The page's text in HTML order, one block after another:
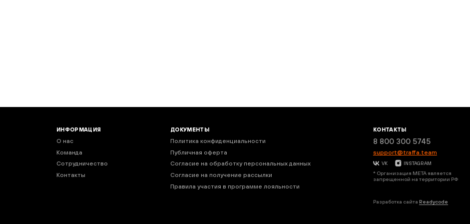
ИНФОРМАЦИЯ
О нас
Команда
Сотрудничество
Контакты
ДОКУМЕНТЫ
Политика конфиденциальности
Публичная оферта
Согласие на обработку персональных данных
Согласие на получение рассылки
Правила участия в программе лояльности
КОНТАКТЫ
8 800 300 5745
support@traffa.team
VK INSTAGRAM
* Организация META является
запрещенной на территории РФ
Разработка сайта Readycode